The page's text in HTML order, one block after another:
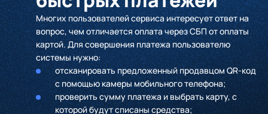
Многих пользователей сервиса интересует ответ на
вопрос, чем отличается оплата через СБП от оплаты
картой. Для совершения платежа пользователю
системы нужно:
отсканировать предложенный продавцом QR-код
с помощью камеры мобильного телефона;
проверить сумму платежа и выбрать карту, с
которой будут списаны средства;